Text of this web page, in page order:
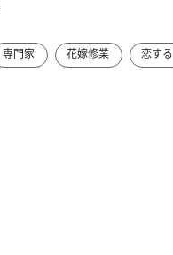
専門家 花嫁修業 恋する